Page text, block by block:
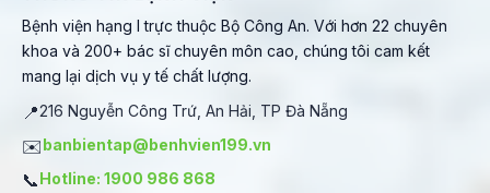
Bệnh viện hạng I trực thuộc Bộ Công An. Với hơn 22 chuyên
khoa và 200+ bác sĩ chuyên môn cao, chúng tôi cam kết
mang lại dịch vụ y tế chất lượng.
📍216 Nguyễn Công Trứ, An Hải, TP Đà Nẵng
✉️banbientap@benhvien199.vn
📞Hotline: 1900 986 868